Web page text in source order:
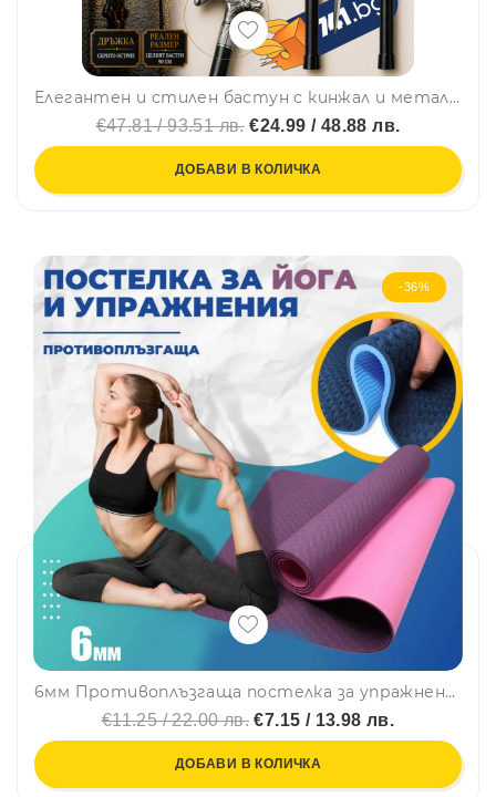
Елегантен и стилен бастун с кинжал и метална дръжка с глава на благороден елен - 27
€47.81 / 93.51 лв.€24.99 / 48.88 лв.
ДОБАВИ В КОЛИЧКА
-36%
6мм Противоплъзгаща постелка за упражнения, гимнастика, йога и др. - 4371
€11.25 / 22.00 лв. €7.15 / 13.98 лв.
ДОБАВИ В КОЛИЧКА